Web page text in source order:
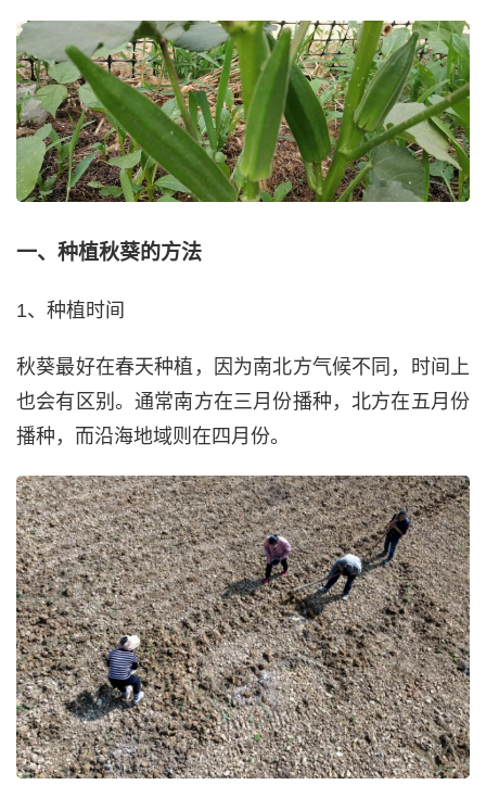
一、种植秋葵的方法
1、种植时间
秋葵最好在春天种植，因为南北方气候不同，时间上
也会有区别。通常南方在三月份播种，北方在五月份
播种，而沿海地域则在四月份。